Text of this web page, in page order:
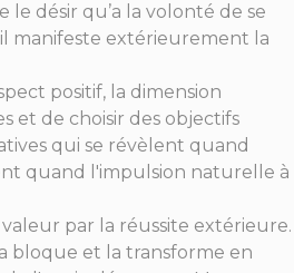
le désir qu’a la volonté de se
manifeste extérieurement la
positif, la dimension
et de choisir des objectifs
qui se révèlent quand
quand l'impulsion naturelle à
par la réussite extérieure.
bloque et la transforme en